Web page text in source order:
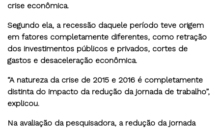
crise econômica.
Segundo ela, a recessão daquele período teve origem
em fatores completamente diferentes, como retração
dos investimentos públicos e privados, cortes de
gastos e desaceleração econômica.
“A natureza da crise de 2015 e 2016 é completamente
distinta do impacto da redução da jornada de trabalho”,
explicou.
Na avaliação da pesquisadora, a redução da jornada